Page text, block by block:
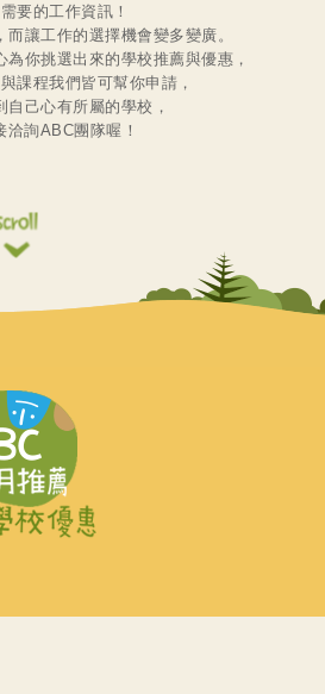
要的工作資訊！
讓工作的選擇機會變多變廣。
你挑選出來的學校推薦與優惠，
課程我們皆可幫你申請，
己心有所屬的學校，
洽詢ABC團隊喔！